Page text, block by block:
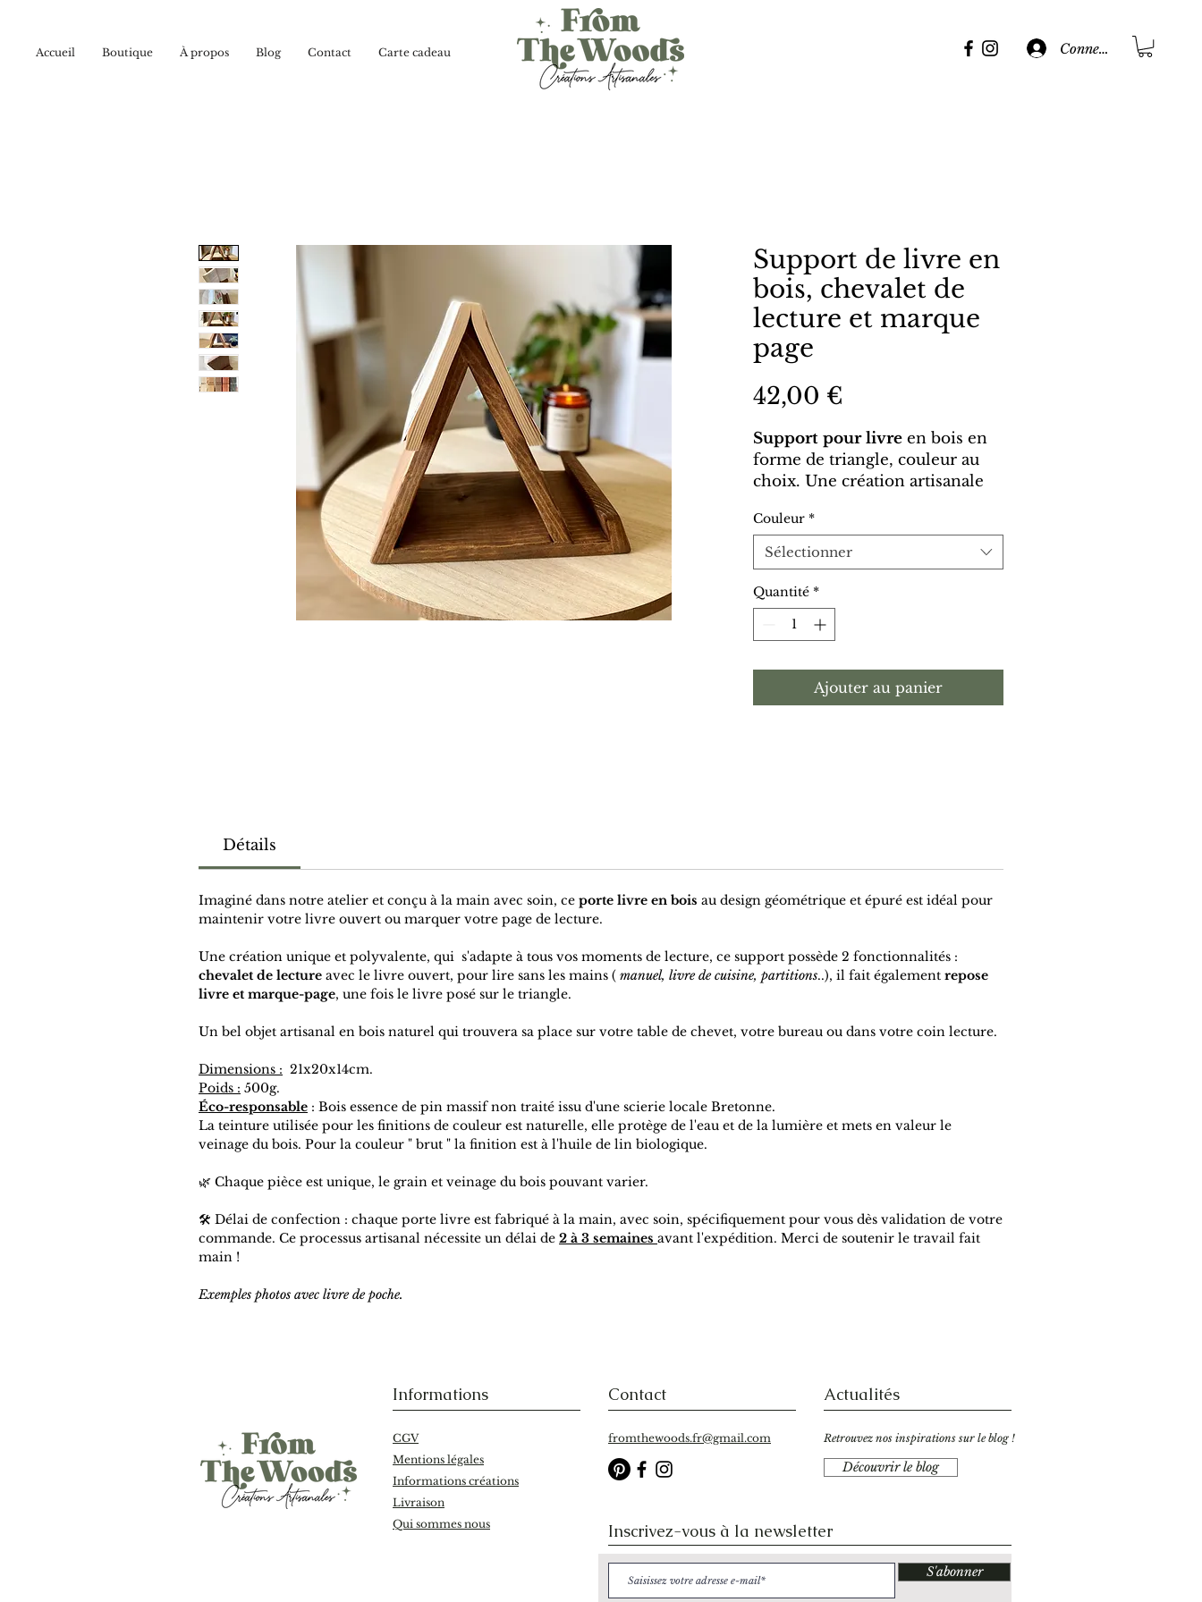
Accueil Boutique À propos Blog Contact Carte cadeau Connexion
Support de livre en
bois, chevalet de
lecture et marque
page
42,00 €
Support pour livre en bois en
forme de triangle, couleur au
choix. Une création artisanale
lire les mains libres ou repose-
livre pour marquer votre page.
Couleur *
Sélectionner
Quantité *
Ajouter au panier
Détails
Imaginé dans notre atelier et conçu à la main avec soin, ce porte livre en bois au design géométrique et épuré est idéal pour
maintenir votre livre ouvert ou marquer votre page de lecture.
Une création unique et polyvalente, qui s'adapte à tous vos moments de lecture, ce support possède 2 fonctionnalités :
chevalet de lecture avec le livre ouvert, pour lire sans les mains ( manuel, livre de cuisine, partitions..), il fait également repose
livre et marque-page, une fois le livre posé sur le triangle.
Un bel objet artisanal en bois naturel qui trouvera sa place sur votre table de chevet, votre bureau ou dans votre coin lecture.
Dimensions : 21x20x14cm.
Poids : 500g.
Éco-responsable : Bois essence de pin massif non traité issu d'une scierie locale Bretonne.
La teinture utilisée pour les finitions de couleur est naturelle, elle protège de l'eau et de la lumière et mets en valeur le
veinage du bois. Pour la couleur " brut " la finition est à l'huile de lin biologique.
🌿 Chaque pièce est unique, le grain et veinage du bois pouvant varier.
🛠️ Délai de confection : chaque porte livre est fabriqué à la main, avec soin, spécifiquement pour vous dès validation de votre
commande. Ce processus artisanal nécessite un délai de 2 à 3 semaines avant l'expédition. Merci de soutenir le travail fait
main !
Exemples photos avec livre de poche.
Informations
CGV
Mentions légales
Informations créations
Livraison
Qui sommes nous
Contact
fromthewoods.fr@gmail.com
Actualités
Retrouvez nos inspirations sur le blog !
Découvrir le blog
Inscrivez-vous à la newsletter
S'abonner